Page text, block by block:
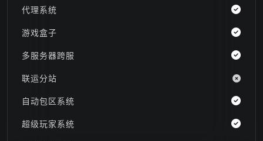
代理系统
游戏盒子
多服务器跨服
联运分站
自动包区系统
超级玩家系统